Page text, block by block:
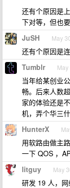
还有个原因是
下对等，但也
JuSH May
还有个原因是
Tumblr
当年给某创业
畅。后来人数
家的体验还是
机，弄个华三
HunterX
用软路由做主
一下 QOS ，
litguy May
研发 19 人，